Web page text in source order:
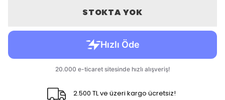
STOKTA YOK
2.500 TL ve üzeri kargo ücretsiz!